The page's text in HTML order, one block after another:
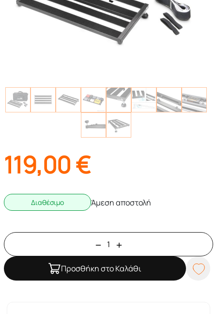
119,00€
Διαθέσιμο Άμεση αποστολή
Προσθήκη στο Καλάθι